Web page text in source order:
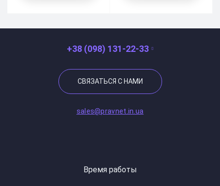
+38 (098) 131-22-33
СВЯЗАТЬСЯ С НАМИ
sales@pravnet.in.ua
Время работы